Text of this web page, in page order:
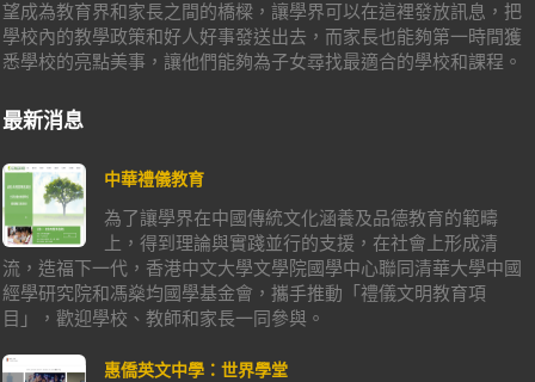
望成為教育界和家長之間的橋樑，讓學界可以在這裡發放訊息，把
學校內的教學政策和好人好事發送出去，而家長也能夠第一時間獲
悉學校的亮點美事，讓他們能夠為子女尋找最適合的學校和課程。
最新消息
中華禮儀教育
為了讓學界在中國傳統文化涵養及品德教育的範疇
上，得到理論與實踐並行的支援，在社會上形成清
流，造福下一代，香港中文大學文學院國學中心聯同清華大學中國
經學研究院和馮燊均國學基金會，攜手推動「禮儀文明教育項
目」，歡迎學校、教師和家長一同參與。
惠僑英文中學：世界學堂